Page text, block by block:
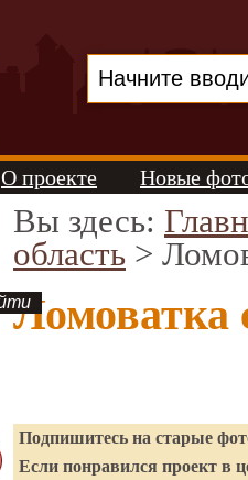
О проекте Новые
Вы здесь:
область >
Ломоватка
Подпишитесь на старые
Если понравился проект в